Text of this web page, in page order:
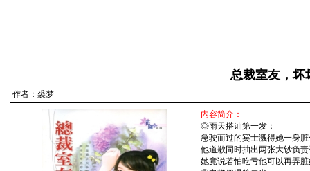
总裁室友，坏
作者： 裘梦
内容简介：
◎雨天搭讪第一发：
急驶而过的宾士溅得她一身
他道歉同时抽出两张大钞负
她竟说若怕吃亏他可以再弄